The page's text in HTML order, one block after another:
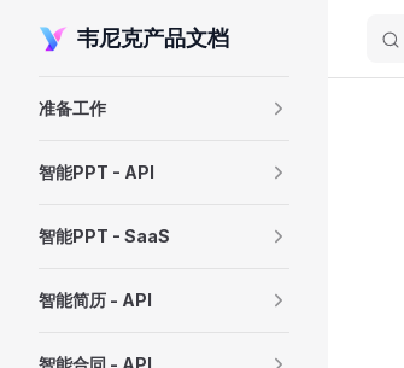
Skip to content
韦尼克产品文档
准备工作
智能PPT - API
智能PPT - SaaS
智能简历 - API
智能合同 - API